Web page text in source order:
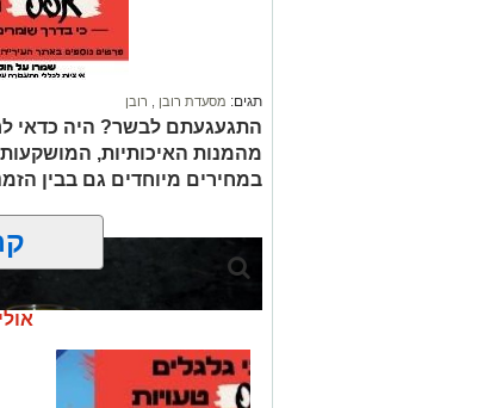
תגים: מסעדת רובן רובן
התגעגעתם לבשר? היה כדאי
מהמנות האיכותיות,
במחירים מיוחדים גם בבין